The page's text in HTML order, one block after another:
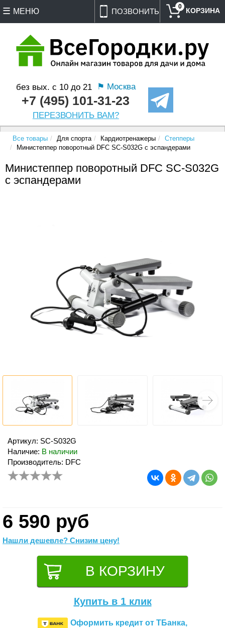
ПОЗВОНИТЬ
без вых. с 10 до 21 ⚑ Москва
+7 (495) 101-31-23
ПЕРЕЗВОНИТЬ ВАМ?
0
МЕНЮ
Все товары Для спорта Кардиотренажеры
Степперы
Министеппер поворотный DFC SC-S032G с эспандерами
Министеппер поворотный DFC SC-S032G
с эспандерами
Артикул: SC-S032G
Наличие: В наличии
Производитель: DFC
6 590 руб
Нашли дешевле? Снизим цену!
Купить в 1 клик
Оформить кредит от ТБанка,